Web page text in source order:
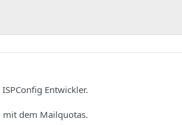
Entwickler.
mit dem Mailquotas.